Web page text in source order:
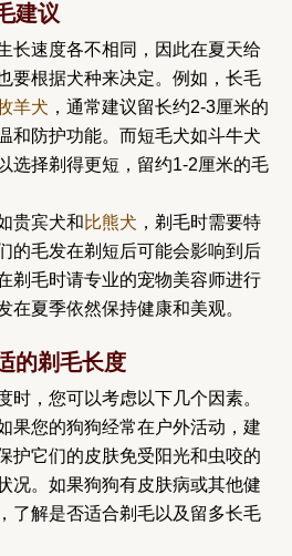
建议
长速度各不相同，因此在夏天给
要根据犬种来决定。例如，长毛
羊犬 ，通常建议留长约2-3厘米的
和防护功能。而短毛犬如斗牛犬
选择剃得更短，留约1-2厘米的毛
贵宾犬和比熊犬 ，剃毛时需要特
的毛发在剃短后可能会影响到后
剃毛时请专业的宠物美容师进行
在夏季依然保持健康和美观。
的剃毛长度
时，您可以考虑以下几个因素。
果您的狗狗经常在户外活动，建
护它们的皮肤免受阳光和虫咬的
况。如果狗狗有皮肤病或其他健
了解是否适合剃毛以及留多长毛